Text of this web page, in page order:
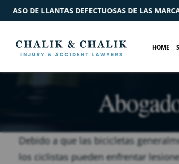
MARCAS BRIDGESTONE Y FORD $2.2M
HOME
Debido a que las bicicletas
los ciclistas pueden enfrentar